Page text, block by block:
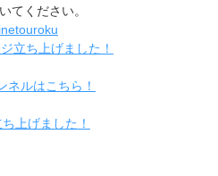
てください。
立ち上げました！
ネルはこちら！
上げました！